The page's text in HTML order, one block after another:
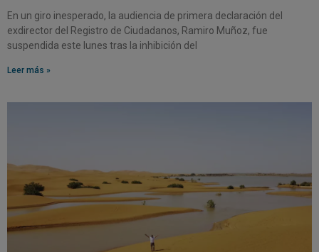
En un giro inesperado, la audiencia de primera declaración del
exdirector del Registro de Ciudadanos, Ramiro Muñoz, fue
suspendida este lunes tras la inhibición del
Leer más »